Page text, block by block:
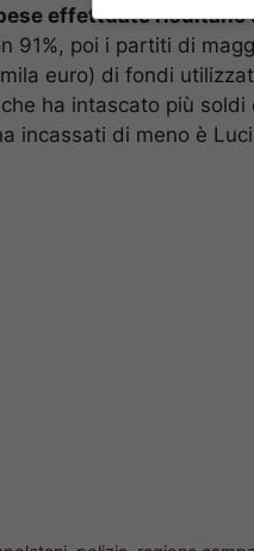
effettuate
91%, poi i partiti di
euro) di fondi
che ha intascato più
incassati di meno è